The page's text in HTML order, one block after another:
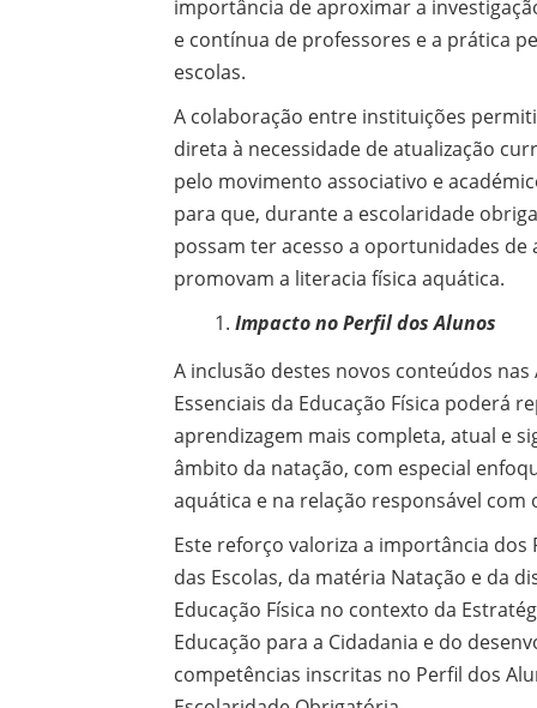
importância de aproximar a
e contínua de professores e a prática
escolas.
A colaboração entre instituições
direta à necessidade de atualização
pelo movimento associativo e
para que, durante a escolaridade
possam ter acesso a oportunidades de
promovam a literacia física aquática.
Impacto no Perfil dos Alunos
A inclusão destes novos conteúdos nas
Essenciais da Educação Física poderá
aprendizagem mais completa, atual e
âmbito da natação, com especial
aquática e na relação responsável com
Este reforço valoriza a importância dos
das Escolas, da matéria Natação e da
Educação Física no contexto da
Educação para a Cidadania e do
competências inscritas no Perfil dos